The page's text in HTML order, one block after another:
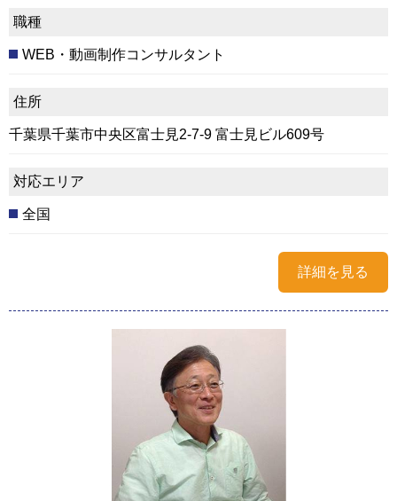
職種
WEB・動画制作コンサルタント
住所
千葉県千葉市中央区富士見2-7-9 富士見ビル609号
対応エリア
全国
詳細を見る